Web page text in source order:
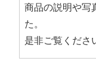
商品の説明や写
た。
是非ご覧くださ